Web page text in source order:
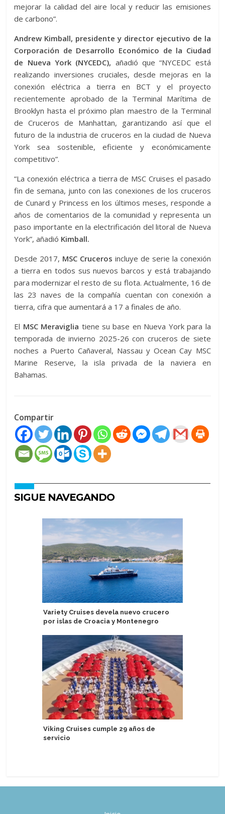
mejorar la calidad del aire local y reducir las emisiones
de carbono”.
Andrew Kimball, presidente y director ejecutivo de la
Corporación de Desarrollo Económico de la Ciudad
de Nueva York (NYCEDC), añadió que “NYCEDC está
realizando inversiones cruciales, desde mejoras en la
conexión eléctrica a tierra en BCT y el proyecto
recientemente aprobado de la Terminal Marítima de
Brooklyn hasta el próximo plan maestro de la Terminal
de Cruceros de Manhattan, garantizando así que el
futuro de la industria de cruceros en la ciudad de Nueva
York sea sostenible, eficiente y económicamente
competitivo”.
“La conexión eléctrica a tierra de MSC Cruises el pasado
fin de semana, junto con las conexiones de los cruceros
de Cunard y Princess en los últimos meses, responde a
años de comentarios de la comunidad y representa un
paso importante en la electrificación del litoral de Nueva
York”, añadió Kimball.
Desde 2017, MSC Cruceros incluye de serie la conexión
a tierra en todos sus nuevos barcos y está trabajando
para modernizar el resto de su flota. Actualmente, 16 de
las 23 naves de la compañía cuentan con conexión a
tierra, cifra que aumentará a 17 a finales de año.
El MSC Meraviglia tiene su base en Nueva York para la
temporada de invierno 2025-26 con cruceros de siete
noches a Puerto Cañaveral, Nassau y Ocean Cay MSC
Marine Reserve, la isla privada de la naviera en
Bahamas.
Compartir
SIGUE NAVEGANDO
Variety Cruises devela nuevo crucero
por islas de Croacia y Montenegro
Viking Cruises cumple 29 años de
servicio